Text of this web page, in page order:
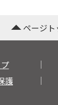
ページト
護